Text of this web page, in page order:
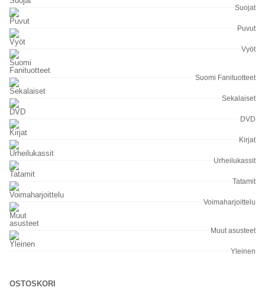
Suojat
Puvut
Vyöt
Suomi Fanituotteet
Sekalaiset
DVD
Kirjat
Urheilukassit
Tatamit
Voimaharjoittelu
Muut asusteet
Yleinen
OSTOSKORI